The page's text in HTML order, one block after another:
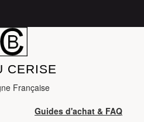
CERISE
Française
Guides d'achat & FAQ